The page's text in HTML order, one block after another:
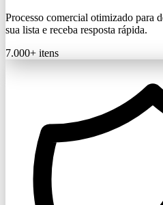
Processo comercial otimizado para
sua lista e receba resposta rápida.
7.000+ itens